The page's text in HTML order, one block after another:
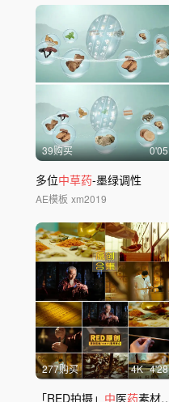
39购买 0'05
多位中草药-墨绿调性
AE模板 xm2019
277购买 4K 4'28
「RED拍摄」 中医药素材合集一组